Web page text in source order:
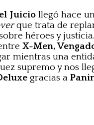
Juicio llegó hace
que trata de
héroes y
X-Men,
mientras una
supremo y nos
gracias a